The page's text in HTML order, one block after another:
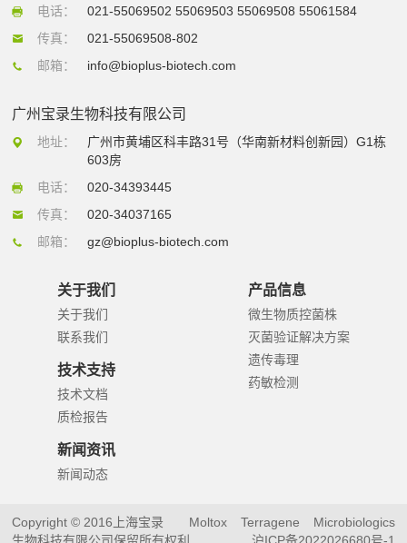
电话：
021-55069502 55069503 55069508 55061584
传真：
021-55069508-802
邮箱：
info@bioplus-biotech.com
广州宝录生物科技有限公司
地址：
广州市黄埔区科丰路31号（华南新材料创新园）G1栋
603房
电话：
020-34393445
传真：
020-34037165
邮箱：
gz@bioplus-biotech.com
关于我们
关于我们
联系我们
技术支持
技术文档
质检报告
新闻资讯
新闻动态
产品信息
微生物质控菌株
灭菌验证解决方案
遗传毒理
药敏检测
Microbiologics
Terragene
Moltox
Copyright © 2016上海宝录